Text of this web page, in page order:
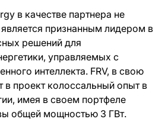
в качестве партнера не
признанным лидером в
решений для
управляемых с
интеллекта. FRV, в свою
в проект колоссальный опыт в
имея в своем портфеле
общей мощностью 3 ГВт.